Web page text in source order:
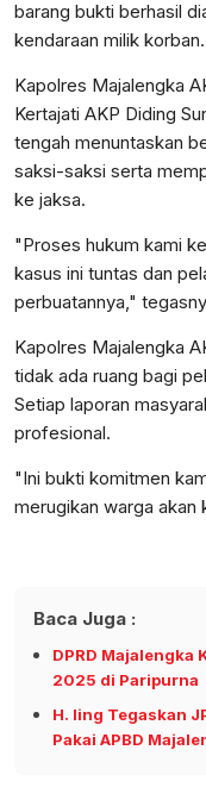
barang bukti berhasil
kendaraan milik korban.
Kapolres Majalengka
Kertajati AKP Diding
tengah menuntaskan
saksi-saksi serta
ke jaksa.
"Proses hukum kami
kasus ini tuntas dan
perbuatannya,"
Kapolres Majalengka
tidak ada ruang bagi
Setiap laporan
profesional.
"Ini bukti komitmen
merugikan warga akan
Baca Juga :
DPRD Majalengka
2025 di Paripurna
H. Iing Tegaskan
Pakai APBD